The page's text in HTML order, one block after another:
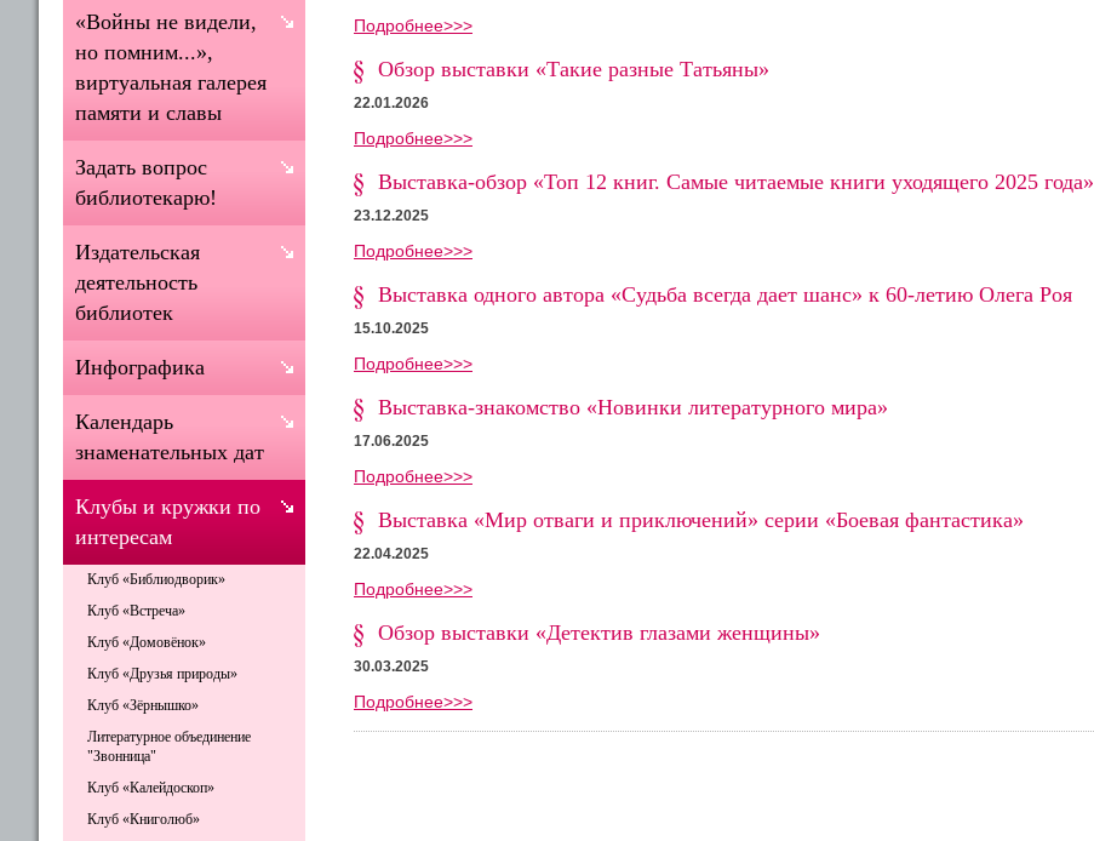
Подробнее>>>
Обзор выставки «Такие разные Татьяны»
22.01.2026
Подробнее>>>
Выставка-обзор «Топ 12 книг. Самые читаемые книги уходящего 2025 года»
23.12.2025
Подробнее>>>
Выставка одного автора «Судьба всегда дает шанс» к 60-летию Олега Роя
15.10.2025
Подробнее>>>
Выставка-знакомство «Новинки литературного мира»
17.06.2025
Подробнее>>>
Выставка «Мир отваги и приключений» серии «Боевая фантастика»
22.04.2025
Подробнее>>>
Обзор выставки «Детектив глазами женщины»
30.03.2025
Подробнее>>>
«Войны не видели,
но помним...»,
виртуальная галерея
памяти и славы
Задать вопрос
библиотекарю!
Издательская
деятельность
библиотек
Инфографика
Календарь
знаменательных дат
Клубы и кружки по
интересам
Клуб «Библиодворик»
Клуб «Встреча»
Клуб «Домовёнок»
Клуб «Друзья природы»
Клуб «Зёрнышко»
Литературное объединение
"Звонница"
Клуб «Калейдоскоп»
Клуб «Книголюб»